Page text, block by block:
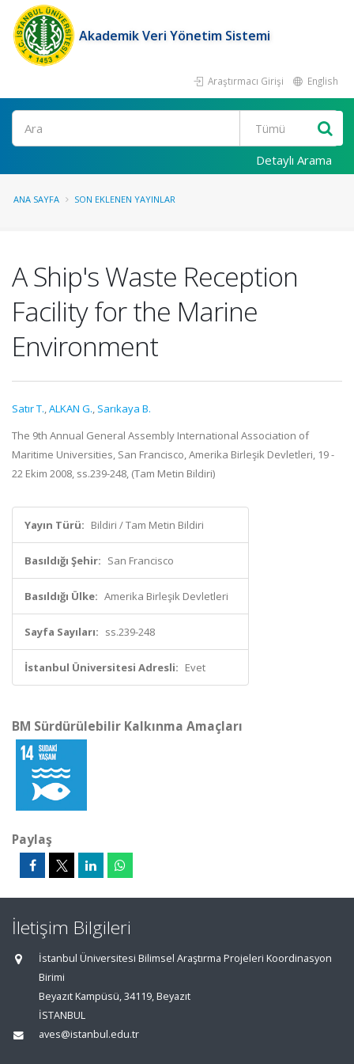
Akademik Veri Yönetim Sistemi
Araştırmacı Girişi English
Ara
Detaylı Arama
ANA SAYFA SON EKLENEN YAYINLAR
A Ship's Waste Reception
Facility for the Marine
Environment
Satır T.,ALKAN G., Sarıkaya B.
The 9th Annual General Assembly International Association of
Maritime Universities, San Francisco, Amerika Birleşik Devletleri, 19 -
22 Ekim 2008, ss.239-248, (Tam Metin Bildiri)
Yayın Türü: Bildiri / Tam Metin Bildiri
Basıldığı Şehir: San Francisco
Basıldığı Ülke: Amerika Birleşik Devletleri
Sayfa Sayıları: ss.239-248
İstanbul Üniversitesi Adresli: Evet
BM Sürdürülebilir Kalkınma Amaçları
Paylaş
İletişim Bilgileri
İstanbul Üniversitesi Bilimsel Araştırma Projeleri Koordinasyon
Birimi
Beyazıt Kampüsü, 34119, Beyazıt
İSTANBUL
aves@istanbul.edu.tr